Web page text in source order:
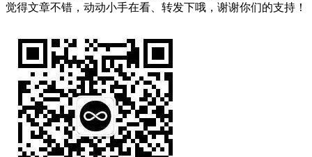
觉得文章不错，动动小手在看、转发下哦，谢谢你们的支持！